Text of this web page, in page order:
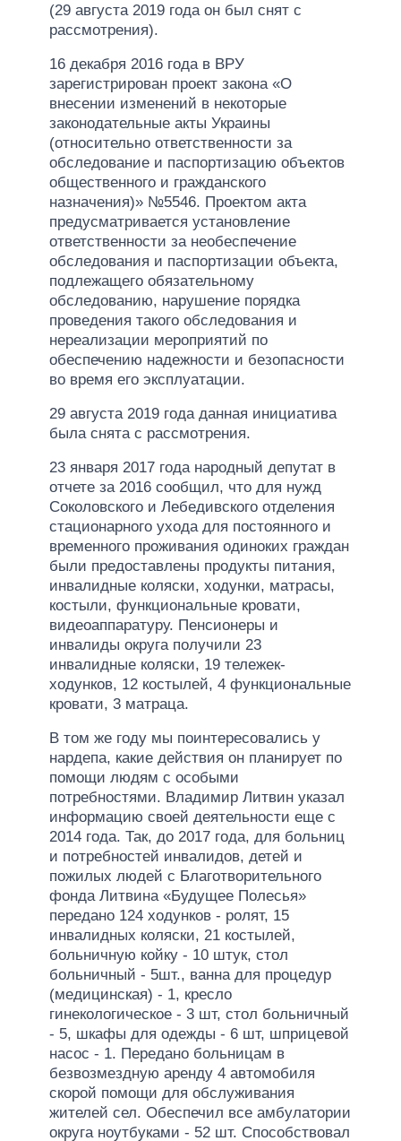
(29 августа 2019 года он был снят с
рассмотрения).
16 декабря 2016 года в ВРУ
зарегистрирован проект закона «О
внесении изменений в некоторые
законодательные акты Украины
(относительно ответственности за
обследование и паспортизацию объектов
общественного и гражданского
назначения)» №5546. Проектом акта
предусматривается установление
ответственности за необеспечение
обследования и паспортизации объекта,
подлежащего обязательному
обследованию, нарушение порядка
проведения такого обследования и
нереализации мероприятий по
обеспечению надежности и безопасности
во время его эксплуатации.
29 августа 2019 года данная инициатива
была снята с рассмотрения.
23 января 2017 года народный депутат в
отчете за 2016 сообщил, что для нужд
Соколовского и Лебедивского отделения
стационарного ухода для постоянного и
временного проживания одиноких граждан
были предоставлены продукты питания,
инвалидные коляски, ходунки, матрасы,
костыли, функциональные кровати,
видеоаппаратуру. Пенсионеры и
инвалиды округа получили 23
инвалидные коляски, 19 тележек-
ходунков, 12 костылей, 4 функциональные
кровати, 3 матраца.
В том же году мы поинтересовались у
нардепа, какие действия он планирует по
помощи людям с особыми
потребностями. Владимир Литвин указал
информацию своей деятельности еще с
2014 года. Так, до 2017 года, для больниц
и потребностей инвалидов, детей и
пожилых людей с Благотворительного
фонда Литвина «Будущее Полесья»
передано 124 ходунков - ролят, 15
инвалидных коляски, 21 костылей,
больничную койку - 10 штук, стол
больничный - 5шт., ванна для процедур
(медицинская) - 1, кресло
гинекологическое - 3 шт, стол больничный
- 5, шкафы для одежды - 6 шт, шприцевой
насос - 1. Передано больницам в
безвозмездную аренду 4 автомобиля
скорой помощи для обслуживания
жителей сел. Обеспечил все амбулатории
округа ноутбуками - 52 шт. Способствовал